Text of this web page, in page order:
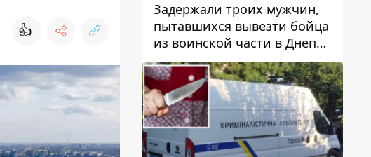
👍
Задержали троих мужчин,
пытавшихся вывезти бойца
из воинской части в Днепр
за 7 тысяч долларов: среди
них был врач